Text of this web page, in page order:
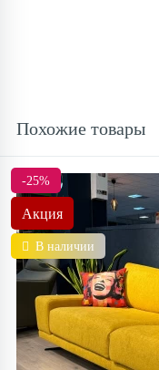
Похожие товары
-25%
Акция
В наличии